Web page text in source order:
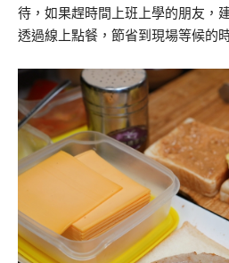
待，如果趕時間上班上學的朋友，
透過線上點餐，節省到現場等候的